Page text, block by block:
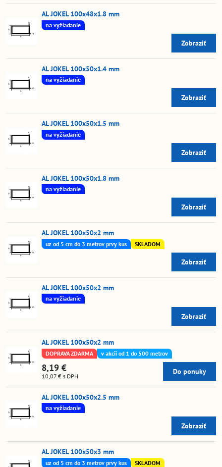
AL JOKEL 100x48x1.8 mm
na vyžiadanie
Zobraziť
AL JOKEL 100x50x1.4 mm
na vyžiadanie
Zobraziť
AL JOKEL 100x50x1.5 mm
na vyžiadanie
Zobraziť
AL JOKEL 100x50x1.8 mm
na vyžiadanie
Zobraziť
AL JOKEL 100x50x2 mm
uz od 5 cm do 3 metrov prvy kus SKLADOM
Zobraziť
AL JOKEL 100x50x2 mm
na vyžiadanie
Zobraziť
AL JOKEL 100x50x2 mm
DOPRAVA ZDARMA v akcii od 1 do 500 metrov
8,19 €
10,07 € s DPH
Do ponuky
AL JOKEL 100x50x2.5 mm
na vyžiadanie
Zobraziť
AL JOKEL 100x50x3 mm
uz od 5 cm do 3 metrov prvy kus SKLADOM